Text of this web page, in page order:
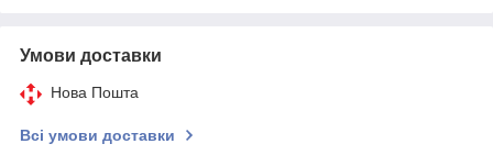
Умови доставки
Нова Пошта
Всі умови доставки